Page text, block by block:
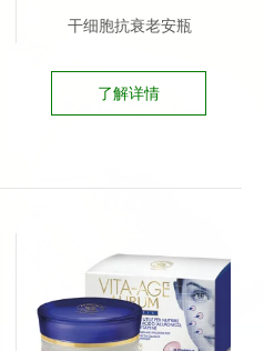
干细胞抗衰老安瓶
了解详情